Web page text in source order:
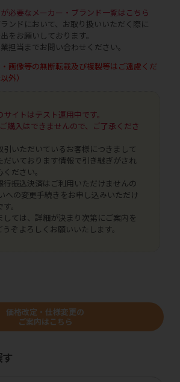
必要なメーカー・ブランド一覧はこちら
ンドにおいて、お取り扱いいただく際に
をお願いしております。
担当までお問い合わせください。
画像等の無断転載及び複製等はご遠慮くだ
外）
イトはテスト運用中です。
購入はできませんので、ご了承くださ
引いただいているお客様につきまして
だいております情報で引き継ぎがされ
ださい。
行振込決済はご利用いただけませんの
への変更手続きをお申し込みいただけ
。
しては、詳細が決まり次第にご案内を
ぞよろしくお願いいたします。
価格改定・仕様変更の
ご案内はこちら